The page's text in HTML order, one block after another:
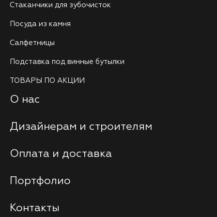
Стаканчики для зубочисток
Посуда из камня
Салфетницы
Подставка под винные бутылки
ТОВАРЫ ПО АКЦИИ
О нас
Дизайнерам и строителям
Оплата и доставка
Портфолио
Контакты